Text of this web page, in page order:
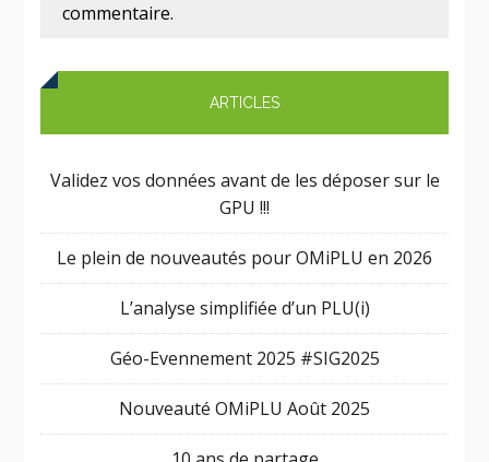
commentaire.
ARTICLES
Validez vos données avant de les déposer sur le
GPU !!!
Le plein de nouveautés pour OMiPLU en 2026
L’analyse simplifiée d’un PLU(i)
Géo-Evennement 2025 #SIG2025
Nouveauté OMiPLU Août 2025